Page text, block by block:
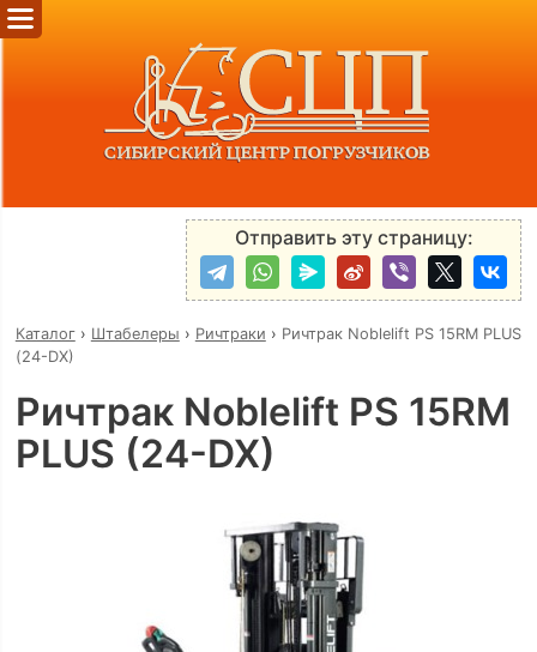
Отправить эту страницу:
Каталог› Штабелеры › Ричтраки › Ричтрак Noblelift PS 15RM PLUS
(24-DX)
Ричтрак Noblelift PS 15RM
PLUS (24-DX)